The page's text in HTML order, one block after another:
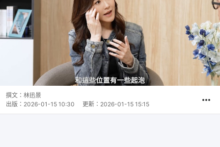
撰文： 林迅景
出版： 2026-01-15 10:30 更新： 2026-01-15 15:15